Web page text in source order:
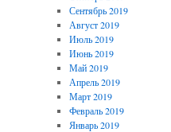
Сентябрь 2019
Август 2019
Июль 2019
Июнь 2019
Май 2019
Апрель 2019
Март 2019
Февраль 2019
Январь 2019